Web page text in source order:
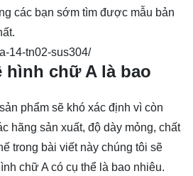
các bạn sớm tìm được mẫu bản
14-tn02-sus304/
hình chữ A là bao
phẩm sẽ khó xác định vì còn
hãng sản xuất, độ dày mỏng, chất
trong bài viết này chúng tôi sẽ
chữ A có cụ thể là bao nhiêu.